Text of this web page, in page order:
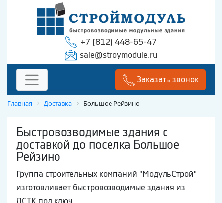
+7 (812) 448-65-47
sale@stroymodule.ru
Заказать звонок
Главная Доставка Большое Рейзино
Быстровозводимые здания с
доставкой до поселка Большое
Рейзино
Группа строительных компаний "МодульСтрой"
изготовливает быстровозводимые здания из
ЛСТК под ключ.